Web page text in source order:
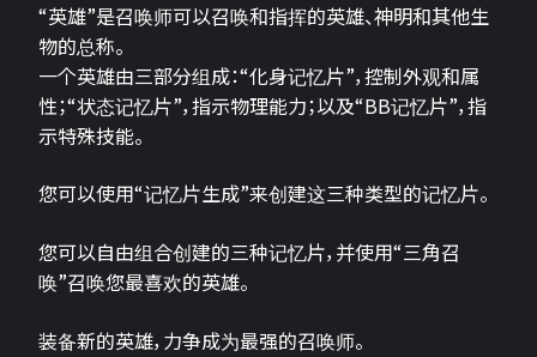
“英雄”是召唤师可以召唤和指挥的英雄、神明和其他生
物的总称。
一个英雄由三部分组成：“化身记忆片”，控制外观和属
性；“状态记忆片”，指示物理能力；以及“BB记忆片”，指
示特殊技能。
您可以使用“记忆片生成”来创建这三种类型的记忆片。
您可以自由组合创建的三种记忆片，并使用“三角召
唤”召唤您最喜欢的英雄。
装备新的英雄，力争成为最强的召唤师。